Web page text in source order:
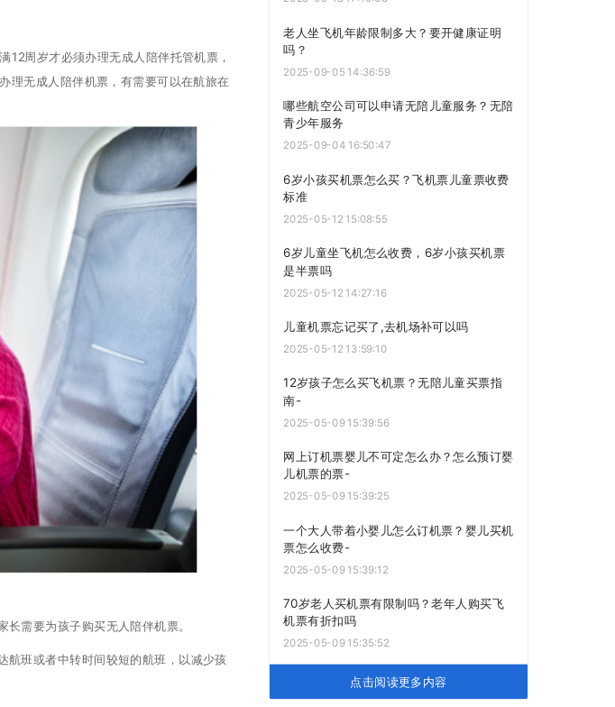
12周岁才必须办理无成人陪伴托管机票，
理无成人陪伴机票，有需要可以在航旅在
需要为孩子购买无人陪伴机票。
航班或者中转时间较短的航班，以减少孩
老人坐飞机年龄限制多大？要开健康证明
吗？
2025-09-05 14:36:59
哪些航空公司可以申请无陪儿童服务？无陪
青少年服务
2025-09-04 16:50:47
6岁小孩买机票怎么买？飞机票儿童票收费
标准
2025-05-12 15:08:55
6岁儿童坐飞机怎么收费，6岁小孩买机票
是半票吗
2025-05-12 14:27:16
儿童机票忘记买了,去机场补可以吗
2025-05-12 13:59:10
12岁孩子怎么买飞机票？无陪儿童买票指
南-
2025-05-09 15:39:56
网上订机票婴儿不可定怎么办？怎么预订婴
儿机票的票-
2025-05-09 15:39:25
一个大人带着小婴儿怎么订机票？婴儿买机
票怎么收费-
2025-05-09 15:39:12
70岁老人买机票有限制吗？老年人购买飞
机票有折扣吗
2025-05-09 15:35:52
点击阅读更多内容